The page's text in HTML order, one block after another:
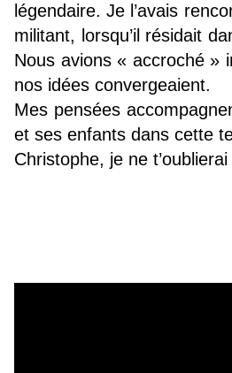
légendaire. Je l’avais
militant, lorsqu’il résidait
Nous avions « accroché »
nos idées convergeaient.
Mes pensées
et ses enfants dans cette
Christophe, je ne t’oublierai